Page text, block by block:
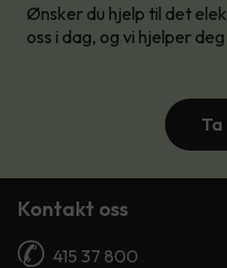
Ønsker du hjelp til det
oss i dag, og vi hjelper
Kontakt oss
415 37 800